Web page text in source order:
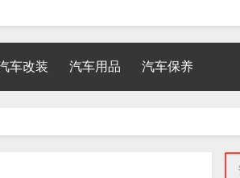
车改装 汽车用品 汽车保养